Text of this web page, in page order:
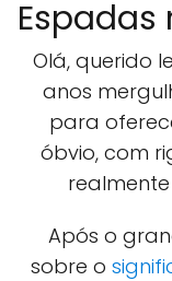
Espadas
Olá, querido
anos
para
óbvio, com
Após o
sobre o